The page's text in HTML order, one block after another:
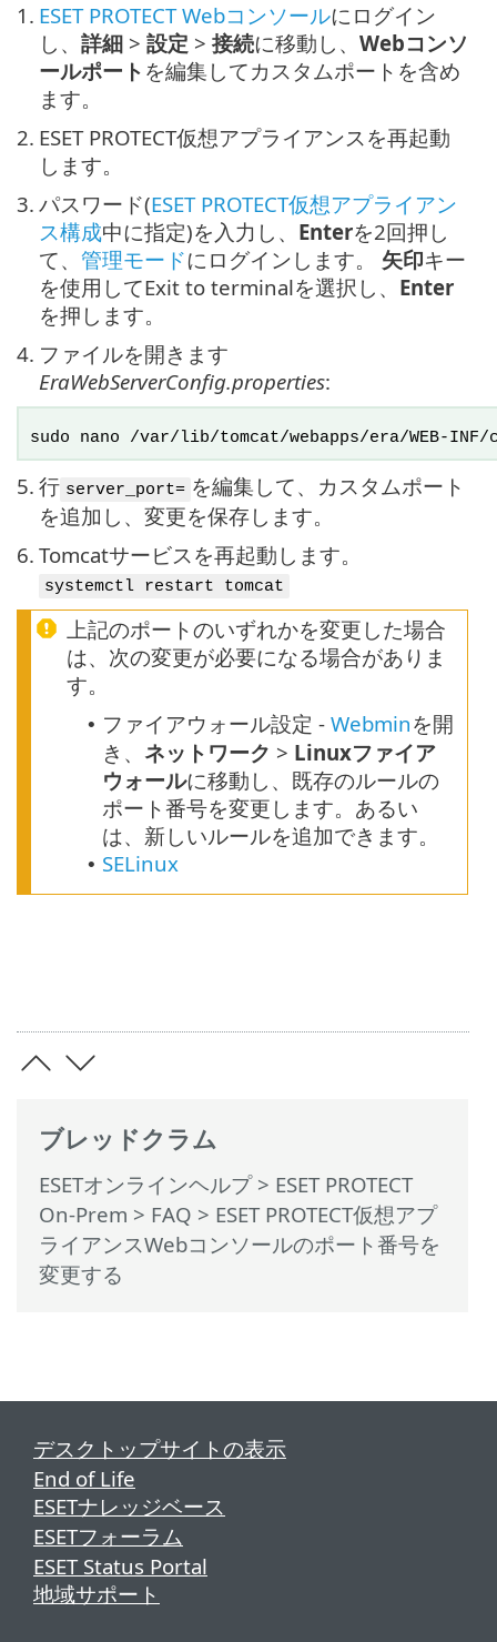
ブレッドクラム
ESETオンラインヘルプ> ESET PROTECT
On-Prem > FAQ > ESET PROTECT仮想アプ
ライアンスWebコンソールのポート番号を
変更する
1. ESET PROTECT Webコンソールにログイン
し、 詳細 > 設定 > 接続に移動し、 Webコンソ
ールポート を編集してカスタムポートを含め
ます。
2. ESET PROTECT仮想アプライアンスを再起動
します。
3. パスワード(ESET PROTECT仮想アプライアン
ス構成中に指定)を入力し、 Enterを2回押し
て、 管理モードにログインします。 矢印キー
を使用してExit to terminalを選択し、 Enter
を押します。
4. ファイルを開きます
EraWebServerConfig.properties:
sudo nano /var/lib/tomcat/webapps/era/WEB-
5. 行 server_port= を編集して、カスタムポート
を追加し、変更を保存します。
6. Tomcatサービスを再起動します。
systemctl restart tomcat
上記のポートのいずれかを変更した場合
は、次の変更が必要になる場合がありま
す。
• ファイアウォール設定 - Webminを開
き、 ネットワーク > Linuxファイア
ウォールに移動し、既存のルールの
ポート番号を変更します。あるい
は、新しいルールを追加できます。
• SELinux
デスクトップサイトの表示
End of Life
ESETナレッジベース
ESETフォーラム
ESET Status Portal
地域サポート